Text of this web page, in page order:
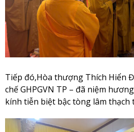
Tiếp đó,Hòa thượng Thích Hiển
chế GHPGVN TP – đã niệm
kính tiễn biệt bậc tòng lâm thạch